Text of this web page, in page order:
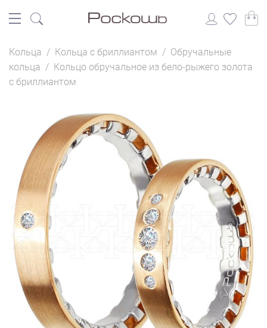
Кольца / Кольца с бриллиантом / Обручальные
кольца / Кольцо обручальное из бело-рыжего золота
с бриллиантом